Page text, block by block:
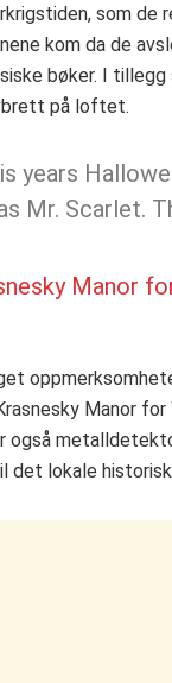
som de
kom da de
bøker. I
på loftet.
years
Mr. Scarlet.
Manor
Manor
også
det lokale